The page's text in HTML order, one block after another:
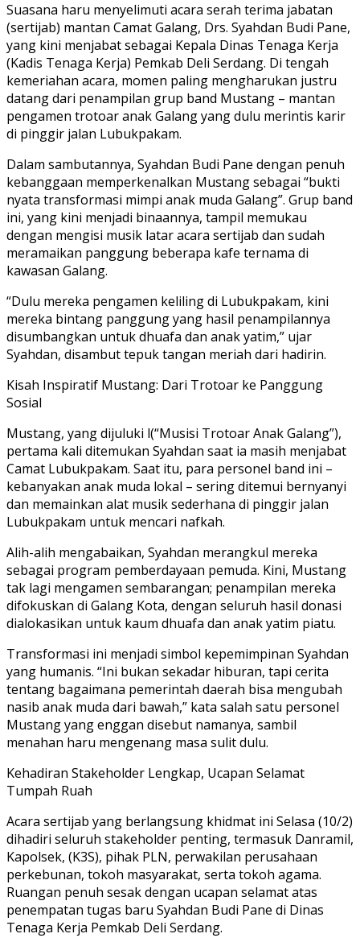
Suasana haru menyelimuti acara serah terima jabatan
(sertijab) mantan Camat Galang, Drs. Syahdan Budi Pane,
yang kini menjabat sebagai Kepala Dinas Tenaga Kerja
(Kadis Tenaga Kerja) Pemkab Deli Serdang. Di tengah
kemeriahan acara, momen paling mengharukan justru
datang dari penampilan grup band Mustang – mantan
pengamen trotoar anak Galang yang dulu merintis karir
di pinggir jalan Lubukpakam.
Dalam sambutannya, Syahdan Budi Pane dengan penuh
kebanggaan memperkenalkan Mustang sebagai “bukti
nyata transformasi mimpi anak muda Galang”. Grup band
ini, yang kini menjadi binaannya, tampil memukau
dengan mengisi musik latar acara sertijab dan sudah
meramaikan panggung beberapa kafe ternama di
kawasan Galang.
“Dulu mereka pengamen keliling di Lubukpakam, kini
mereka bintang panggung yang hasil penampilannya
disumbangkan untuk dhuafa dan anak yatim,” ujar
Syahdan, disambut tepuk tangan meriah dari hadirin.
Kisah Inspiratif Mustang: Dari Trotoar ke Panggung
Sosial
Mustang, yang dijuluki l(“Musisi Trotoar Anak Galang”),
pertama kali ditemukan Syahdan saat ia masih menjabat
Camat Lubukpakam. Saat itu, para personel band ini –
kebanyakan anak muda lokal – sering ditemui bernyanyi
dan memainkan alat musik sederhana di pinggir jalan
Lubukpakam untuk mencari nafkah.
Alih-alih mengabaikan, Syahdan merangkul mereka
sebagai program pemberdayaan pemuda. Kini, Mustang
tak lagi mengamen sembarangan; penampilan mereka
difokuskan di Galang Kota, dengan seluruh hasil donasi
dialokasikan untuk kaum dhuafa dan anak yatim piatu.
Transformasi ini menjadi simbol kepemimpinan Syahdan
yang humanis. “Ini bukan sekadar hiburan, tapi cerita
tentang bagaimana pemerintah daerah bisa mengubah
nasib anak muda dari bawah,” kata salah satu personel
Mustang yang enggan disebut namanya, sambil
menahan haru mengenang masa sulit dulu.
Kehadiran Stakeholder Lengkap, Ucapan Selamat
Tumpah Ruah
Acara sertijab yang berlangsung khidmat ini Selasa (10/2)
dihadiri seluruh stakeholder penting, termasuk Danramil,
Kapolsek, (K3S), pihak PLN, perwakilan perusahaan
perkebunan, tokoh masyarakat, serta tokoh agama.
Ruangan penuh sesak dengan ucapan selamat atas
penempatan tugas baru Syahdan Budi Pane di Dinas
Tenaga Kerja Pemkab Deli Serdang.